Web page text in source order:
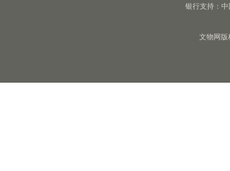
银行支持：
文物网